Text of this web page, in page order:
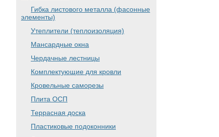
Гибка листового металла (фасонные
элементы)
Утеплители (теплоизоляция)
Мансардные окна
Чердачные лестницы
Комплектующие для кровли
Кровельные саморезы
Плита ОСП
Террасная доска
Пластиковые подоконники